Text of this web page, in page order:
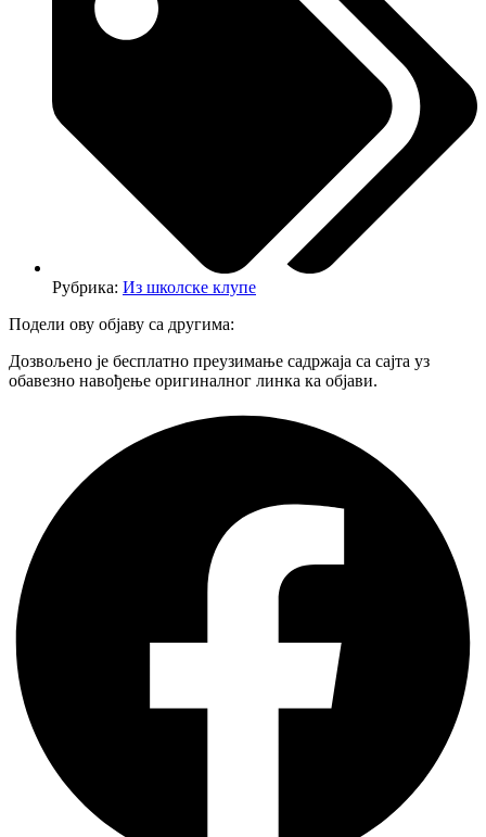
Рубрика: Из школске клупе
Подели ову објаву са другима:
Дозвољено је бесплатно преузимање садржаја са сајта уз
обавезно навођење оригиналног линка ка објави.